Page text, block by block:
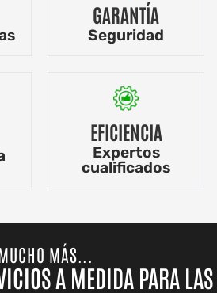
GARANTÍA
Seguridad
EFICIENCIA
Expertos
cualificados
MÁS...
A MEDIDA PARA LAS